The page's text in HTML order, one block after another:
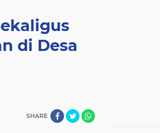
di Desa
SHARE